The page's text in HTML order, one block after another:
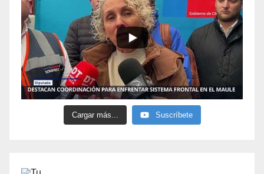
Cargar más... Suscríbete